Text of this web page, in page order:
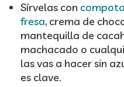
Sírvelas con
fresa, crema de
mantequilla de
machacado o
las vas a hacer sin
es clave.